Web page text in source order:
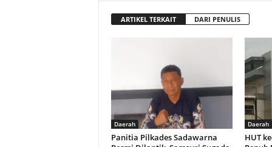
ARTIKEL TERKAIT DARI PENULIS
Daerah
Panitia Pilkades Sadawarna
Daerah
HUT